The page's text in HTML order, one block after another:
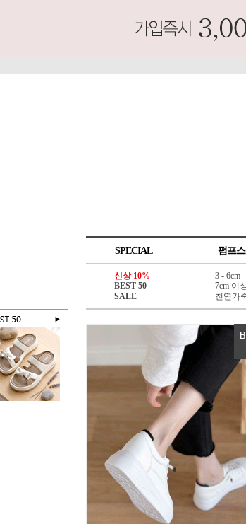
SPECIAL 펌프스
신상 10%
BEST 50
SALE
3 - 6cm
7cm 이
천연가